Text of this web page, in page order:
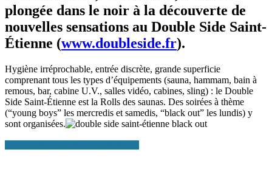
plongée dans le noir à la découverte de
nouvelles sensations au Double Side Saint-
Étienne (www.doubleside.fr).
Hygiène irréprochable, entrée discrète, grande superficie
comprenant tous les types d’équipements (sauna, hammam, bain à
remous, bar, cabine U.V., salles vidéo, cabines, sling) : le Double
Side Saint-Étienne est la Rolls des saunas. Des soirées à thème
(“young boys” les mercredis et samedis, “black out” les lundis) y
sont organisées.